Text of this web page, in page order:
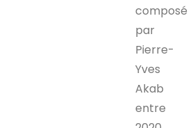
composé
par
Pierre-
Yves
Akab
entre